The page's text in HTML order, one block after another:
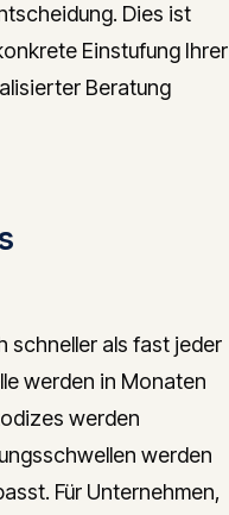
Dies ist
Einstufung Ihrer
Beratung
schneller als fast jeder
werden in Monaten
werden
werden
Für Unternehmen,